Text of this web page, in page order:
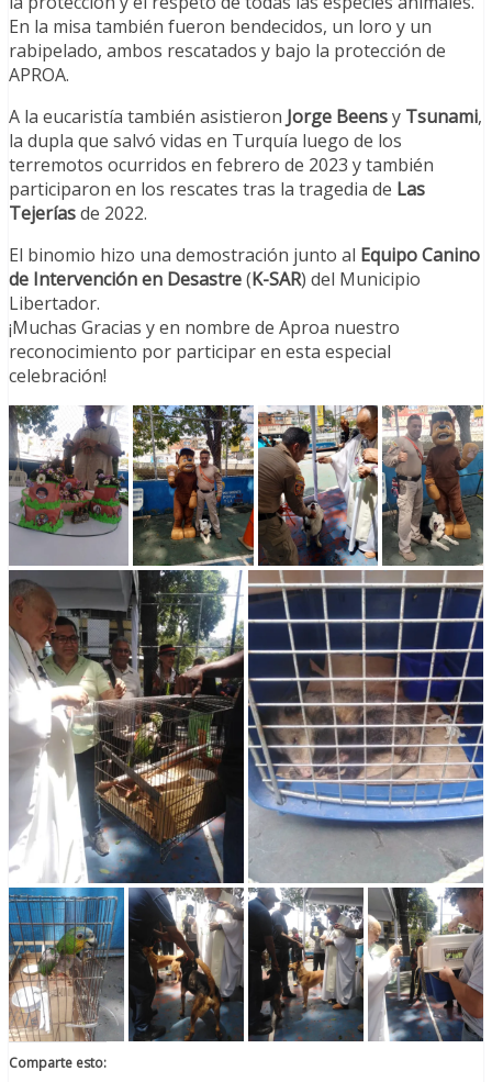
En la misa también fueron bendecidos, un loro y un
rabipelado, ambos rescatados y bajo la protección de
APROA.
A la eucaristía también asistieron Jorge Beensy Tsunami,
la dupla que salvó vidas en Turquía luego de los
terremotos ocurridos en febrero de 2023 y también
participaron en los rescates tras la tragedia de Las
Tejeríasde 2022.
El binomio hizo una demostración junto al Equipo Canino
de Intervención en Desastre(K-SAR) del Municipio
Libertador.
¡Muchas Gracias y en nombre de Aproa nuestro
reconocimiento por participar en esta especial
celebración!
Comparte esto: